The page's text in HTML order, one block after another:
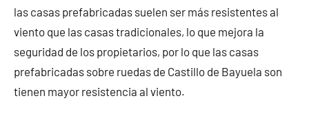
las casas prefabricadas suelen ser más resistentes al
viento que las casas tradicionales, lo que mejora la
seguridad de los propietarios, por lo que las casas
prefabricadas sobre ruedas de Castillo de Bayuela son
tienen mayor resistencia al viento.